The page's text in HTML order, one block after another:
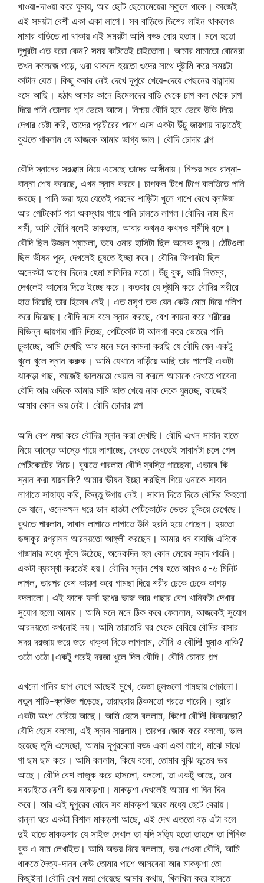
খাওয়া-দাওয়া করে ঘুমায়, আর ছোট ছেলেমেয়েরা স্কুলে থাকে। কাজেই
এই সময়টা বেশী একা একা লাগে। সব বাড়িতে ডিশের লাইন থাকলেও
মামার বাড়িতে না থাকায় এই সময়টা আমি বড্ড বোর হতাম। মনে হতো
দূপুরটা এত বরো কেন? সময় কাটতেই চাইতোনা। আমার মামাতো বোনেরা
তখন কলেজে পড়ে, ওরা থাকলে হয়তো ওদের সাথে দূষ্টামি করে সময়টা
কাটান যেত। কিছু করার নেই দেখে দূপুরে খেয়ে-দেয়ে পেছনের বারান্দায়
বসে আছি। হঠাৎ আমার কানে হিমেলদের বাড়ি থেকে চাপ কল থেকে চাপ
দিয়ে পানি তোলার শব্দ ভেসে আসে। নিশ্চয় বৌদি হবে ভেবে উকি দিয়ে
দেখার চেষ্টা করি, তাদের প্রচীরের পাশে এসে একটা উঁচু জায়গায় দাড়াতেই
বুঝতে পারলাম যে আজকে আমার ভাগ্য ভাল। বৌদি চোদার গল্প
বৌদি স্নানের সরঞ্জাম নিয়ে এসেছে তাদের আঙ্গীনায়। নিশ্চয় সবে রান্না-
বান্না শেষ করেছে, এখন স্নান করবে। চাপকল টিপে টিপে বালতিতে পানি
ভরছে। পানি ভরা হয়ে যেতেই পরনের শাড়িটা খুলে পাশে রেখে ব্লাউজ
আর পেটিকোট পরা অবস্থায় গায়ে পানি ঢালতে লাগল।বৌদির নাম ছিল
শর্মী, আমি বৌদি বলেই ডাকতাম, আবার কখনও কখনও শর্মীদি বলে।
বৌদি ছিল উজ্জল শ্যামলা, তবে ওনার হাসিটা ছিল অনেক সুন্দর। ঠোঁটগুলা
ছিল ভীষন পূরু, দেখলেই চুষতে ইচ্ছা করে। বৌদির ফিগারটা ছিল
অনেকটা আগের দিনের হেমা মালিনির মতো। উঁচু বুক, ভারি নিতম্ব,
দেখলেই কামোর দিতে ইচ্ছে করে। কতবার যে দূষ্টামি করে বৌদির শরীরে
হাত দিয়েছি তার হিসেব নেই। এত মসৃণ তক যেন কেউ মোম দিয়ে পলিশ
করে দিয়েছে। বৌদি বসে বসে স্নান করছে, বেশ কায়দা করে শরীরের
বিভিন্ন জায়গায় পানি দিচ্ছে, পেটিকোট টা আলগা করে ভেতরে পানি
ঢুকাচ্ছে, আমি দেখছি আর মনে মনে কামনা করছি যে বৌদি যেন একটু
খুলে খুলে স্নান করুক। আমি যেখানে দাড়িঁয়ে আছি তার পাশেই একটা
ঝাকড়া গাছ, কাজেই ভালমতো খেয়াল না করলে আমাকে দেখতে পাবেনা
বৌদি আর ওদিকে আমার মামি ভাত খেয়ে নাক দেকে ঘুমচ্ছে, কাজেই
আমার কোন ভয় নেই। বৌদি চোদার গল্প
আমি বেশ মজা করে বৌদির স্নান করা দেখছি। বৌদি এখন সাবান হাতে
নিয়ে আস্তে আস্তে গায়ে লাগাচ্ছে, দেখতে দেখতেই সাবানটা চলে গেল
পেটিকোটের নিচে। বুঝতে পারলাম বৌদি স্বস্তি পাচ্ছেনা, এভাবে কি
স্নান করা যায়নাকি? আমার ভীষন ইচ্ছা করছিল গিয়ে ওনাকে সাবান
লাগাতে সাহায্য করি, কিন্তু উপায় নেই। সাবান দিতে দিতে বৌদির কিহলো
কে যানে, ওনেকক্ষন ধরে ডান হাতটা পেটিকোটের ভেতর ঢুকিয়ে রেখেছে।
বুঝতে পারলাম, সাবান লাগাতে লাগাতে উনি হরনি হয়ে গেছেন। হয়তো
ভঙ্গাকূর রগ্রাসন আরনয়তো আঙ্গ্‌লী করছেন। আমার ধন বাবাজি এদিকে
পাজামার মধ্যে ফুঁসে উঠেছে, অনেকদিন হল কোন মেয়ের স্বাদ পায়নি।
একটা ব্যবস্থা করতেই হয়। বৌদির স্নান শেষ হতে আরও ৫-৬ মিনিট
লাগল, তারপর বেশ কায়দা করে গামছা দিয়ে শরীর ঢেকে ঢেকে কাপড়
বদলালো। এই ফাকে ফর্সা দুধের ভাজ আর পাছার বেশ খানিকটা দেখার
সুযোগ হলো আমার। আমি মনে মনে ঠিক করে ফেললাম, আজকেই সুযোগ
আরনয়তো কখনোই নয়। আমি তারাতারি ঘর থেকে বেরিয়ে বৌদির বাসার
সদর দরজায় জরে জরে ধাক্কা দিতে লাগলাম, বৌদি ও বৌদি! ঘুমাও নাকি?
ওঠো ওঠো।একটু পরেই দরজা খুলে দিল বৌদি। বৌদি চোদার গল্প
এখনো পানির ছাপ লেগে আছেই মুখে, ভেজা চুলগুলো গামছায় পেচানো।
নতুন শাড়ি-ব্লাউজ পড়েছে, তারাহুরায় ঠিকমতো পরতে পারেনি। ব্রা’র
একটা অংশ বেরিয়ে আছে। আমি হেসে বললাম, কিগো বৌদি! কিকরছো?
বৌদি হেসে বললো, এই স্নান সারলাম। তারপর জোক করে বললো, ভাল
হয়েছে তুমি এসেছো, আমার দূপুরবেলা বড্ড একা একা লাগে, মাঝে মাঝে
গা ছম ছম করে। আমি বললাম, কিযে বলো, তোমার বুঝি ভূতের ভয়
আছে। বৌদি বেশ লাজুক করে হাসলো, বললো, তা একটু আছে, তবে
সবচাইতে বেশী ভয় মাকড়শা। মাকড়শা দেখলেই আমার গা ঘিন ঘিন
করে। আর এই দূপুরের রোদে সব মাকড়শা ঘরের মধ্যে হেটে বেরায়।
রান্না ঘরে একটা বিশাল মাকড়শা আছে, এই দেখ এততো বড় এটা বলে
দুই হাতে মাকড়শার যে সাইজ দেখাল তা যদি সত্যি হতো তাহলে তা গিনিজ
বুক এ নাম লেখাইত। আমি অভয় দিয়ে বললাম, ভয় পেওনা বৌদি, আমি
থাকতে দৈত্য-দানব কেউ তোমার পাশে আসবেনা আর মাকড়শা তো
কিছুইনা।বৌদি বেশ মজা পেয়েছে আমার কথায়, খিলখিল করে হাসতে